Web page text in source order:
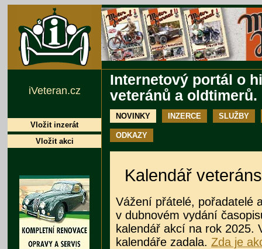
Internetový portál o
veteránů a oldtimerů.
NOVINKY INZERCE SLUŽBY
ODKAZY
Kalendář
Vážení přátelé, pořadatelé
v dubnovém vydání
kalendář akcí na rok 2025.
kalendáře zadala. Zda je
iVeteran.cz
Vložit inzerát
Vložit akci